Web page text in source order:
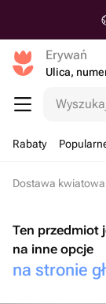
Erywań
Ulica,
Rabaty
Dostawa
Ten przedmiot
na inne opcje
na stronie